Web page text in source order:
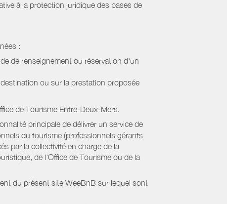
à la protection juridique des bases de
:
de renseignement ou réservation d'un
ou sur la prestation proposée
de Tourisme Entre-Deux-Mers.
principale de délivrer un service de
du tourisme (professionnels gérants
par la collectivité en charge de la
de l’Office de Tourisme ou de la
du présent site WeeBnB sur lequel sont